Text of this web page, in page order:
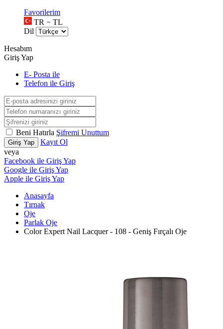
Favorilerim
TR − TL
Dil
Hesabım
Giriş Yap
E- Posta ile
Telefon ile Giriş
Beni Hatırla Şifremi Unuttum
Giriş Yap
Kayıt Ol
veya
Facebook ile Giriş Yap
Google ile Giriş Yap
Apple ile Giriş Yap
Anasayfa
Tırnak
Oje
Parlak Oje
Color Expert Nail Lacquer - 108 - Geniş Fırçalı Oje